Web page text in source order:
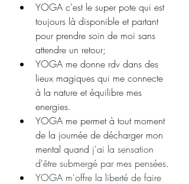
YOGA c'est le super pote qui est
toujours là disponible et partant
pour prendre soin de moi sans
attendre un retour;
YOGA me donne rdv dans des
lieux magiques qui me connecte
à la nature et équilibre mes
energies.
YOGA me permet à tout moment
de la journée de décharger mon
mental quand j'ai la sensation
d'être submergé par mes pensées.
YOGA m'offre la liberté de faire